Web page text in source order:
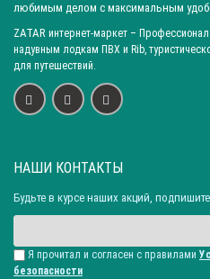
любимым делом с максимальным
ZATAR интернет-маркет –
надувным лодкам ПВХ и Rib,
для путешествий.
НАШИ КОНТАКТЫ
Будьте в курсе наших акций,
Я прочитал и согласен с правилами
безопасности